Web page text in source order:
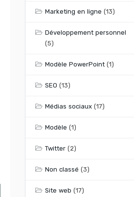
Marketing en ligne (13)
Développement personnel
(5)
Modèle PowerPoint (1)
SEO (13)
Médias sociaux (17)
Modèle (1)
Twitter (2)
Non classé (3)
Site web (17)